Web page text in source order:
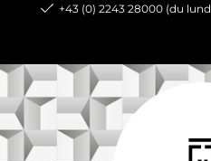
+43 (0) 2243 28000 (du